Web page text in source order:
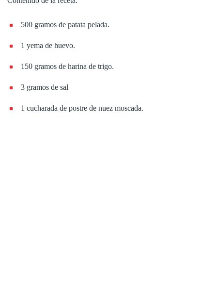
500 gramos de patata pelada.
1 yema de huevo.
150 gramos de harina de trigo.
3 gramos de sal
1 cucharada de postre de nuez moscada.